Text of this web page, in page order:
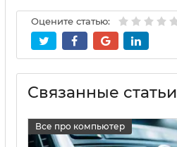
Оцените статью:
Связанные статьи
Все про компьютер